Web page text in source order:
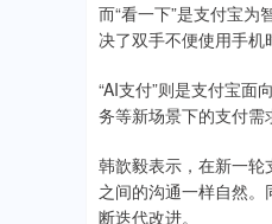
而“看一下”是支付宝
决了双手不便使用手机
“AI支付”则是支付宝面
务等新场景下的支付需
韩歆毅表示，在新一轮
之间的沟通一样自然
断迭代改进。